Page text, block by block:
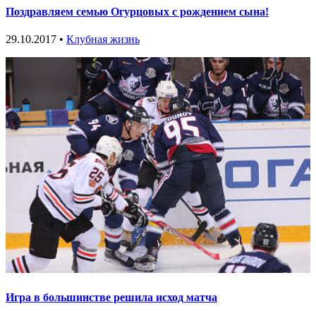
Поздравляем семью Огурцовых с рождением сына!
29.10.2017 • Клубная жизнь
Игра в большинстве решила исход матча